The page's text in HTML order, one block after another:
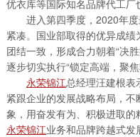
优衣库等国际知名品牌代工厂
进入第四季度，2020年
紧凑。国业部取得的优异成
团结一致，形成合力朝着“决
逐步切实执行“锁定高端，聚
永荣锦江总经理汪建根表
紧跟企业的发展战略布局，
象，用奋发有为、积极进取
永荣锦江业务和品牌跨越式发